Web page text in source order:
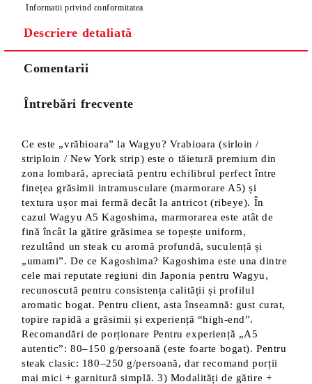
Informatii privind conformitatea
Descriere detaliată
Comentarii
Întrebări frecvente
Ce este „vrăbioara” la Wagyu? Vrabioara (sirloin /
striploin / New York strip) este o tăietură premium din
zona lombară, apreciată pentru echilibrul perfect între
finețea grăsimii intramusculare (marmorare A5) și
textura ușor mai fermă decât la antricot (ribeye). În
cazul Wagyu A5 Kagoshima, marmorarea este atât de
fină încât la gătire grăsimea se topește uniform,
rezultând un steak cu aromă profundă, suculență și
„umami”. De ce Kagoshima? Kagoshima este una dintre
cele mai reputate regiuni din Japonia pentru Wagyu,
recunoscută pentru consistența calității și profilul
aromatic bogat. Pentru client, asta înseamnă: gust curat,
topire rapidă a grăsimii și experiență “high-end”.
Recomandări de porționare Pentru experiență „A5
autentic”: 80–150 g/persoană (este foarte bogat). Pentru
steak clasic: 180–250 g/persoană, dar recomand porții
mai mici + garnitură simplă. 3) Modalități de gătire +